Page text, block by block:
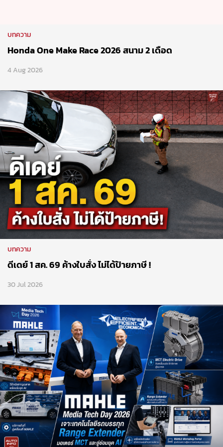
บทความ
ดีเดย์ 1 สค. 69 ค้างใบสั่ง ไม่ได้ป้ายภาษี !
30 Jul 2026
บทความ
MAHLE Media Tech Day 2026 เจาะเทคโนโลยีรถไฟฟ้า
Range Extender มอเตอร์ MCT และอู่ซ่อมยุค AI
28 Jul 2026